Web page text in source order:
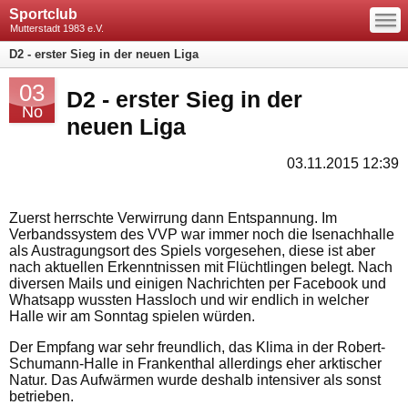
Sportclub
Mutterstadt 1983 e.V.
—
—
—
D2 - erster Sieg in der neuen Liga
03
No
D2 - erster Sieg in der
neuen Liga
03.11.2015 12:39
Zuerst herrschte Verwirrung dann Entspannung. Im
Verbandssystem des VVP war immer noch die Isenachhalle
als Austragungsort des Spiels vorgesehen, diese ist aber
nach aktuellen Erkenntnissen mit Flüchtlingen belegt. Nach
diversen Mails und einigen Nachrichten per Facebook und
Whatsapp wussten Hassloch und wir endlich in welcher
Halle wir am Sonntag spielen würden.
Der Empfang war sehr freundlich, das Klima in der Robert-
Schumann-Halle in Frankenthal allerdings eher arktischer
Natur. Das Aufwärmen wurde deshalb intensiver als sonst
betrieben.